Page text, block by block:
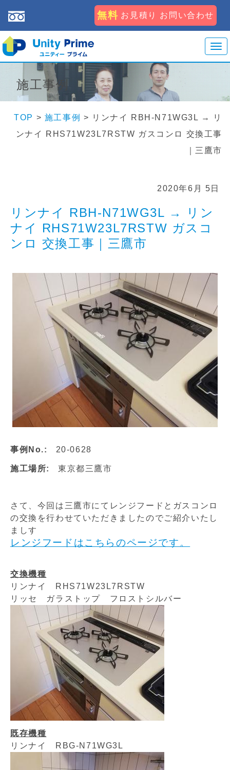
無料 お見積り お問い合わせ
T
o
g
g
l
n
a
v
a
施工事例
TOP > 施工事例 > リンナイ RBH-N71WG3L → リ
ンナイ RHS71W23L7RSTW ガスコンロ 交換工事
｜三鷹市
2020年6月 5日
リンナイ RBH-N71WG3L → リン
ナイ RHS71W23L7RSTW ガスコ
ンロ 交換工事｜三鷹市
事例No.: 20-0628
施工場所: 東京都三鷹市
さて、今回は三鷹市にてレンジフードとガスコンロ
の交換を行わせていただきましたのでご紹介いたし
ましす
レンジフードはこちらのページです。
交換機種
リンナイ RHS71W23L7RSTW
リッセ ガラストップ フロストシルバー
既存機種
リンナイ RBG-N71WG3L